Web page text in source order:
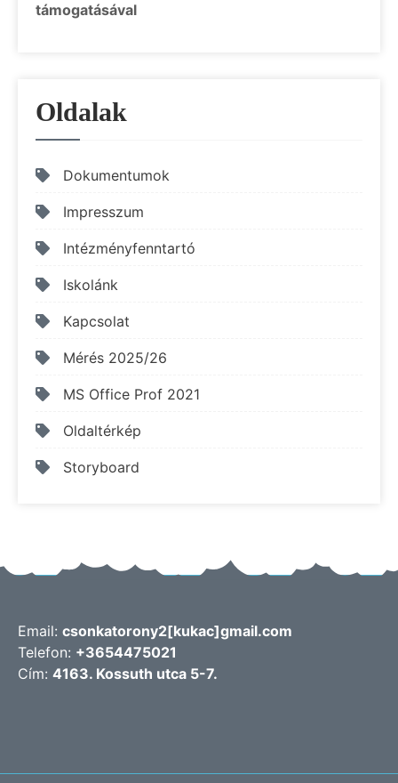
támogatásával
Oldalak
Dokumentumok
Impresszum
Intézményfenntartó
Iskolánk
Kapcsolat
Mérés 2025/26
MS Office Prof 2021
Oldaltérkép
Storyboard
Email: csonkatorony2[kukac]gmail.com
Telefon: +3654475021
Cím: 4163. Kossuth utca 5-7.